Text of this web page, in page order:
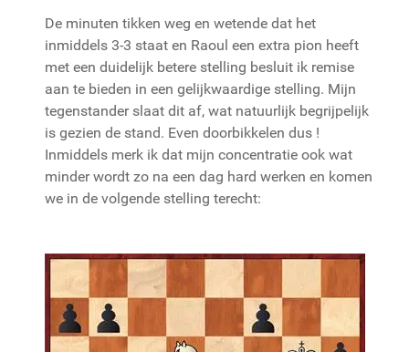
De minuten tikken weg en wetende dat het
inmiddels 3-3 staat en Raoul een extra pion heeft
met een duidelijk betere stelling besluit ik remise
aan te bieden in een gelijkwaardige stelling. Mijn
tegenstander slaat dit af, wat natuurlijk begrijpelijk
is gezien de stand. Even doorbikkelen dus !
Inmiddels merk ik dat mijn concentratie ook wat
minder wordt zo na een dag hard werken en komen
we in de volgende stelling terecht: